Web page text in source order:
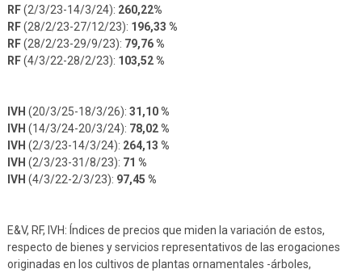
RF(2/3/23-14/3/24): 260,22%
RF(28/2/23-27/12/23): 196,33 %
RF(28/2/23-29/9/23): 79,76 %
RF(4/3/22-28/2/23): 103,52 %
IVH (20/3/25-18/3/26): 31,10 %
IVH (14/3/24-20/3/24): 78,02 %
IVH (2/3/23-14/3/24): 264,13 %
IVH (2/3/23-31/8/23): 71 %
IVH (4/3/22-2/3/23): 97,45 %
E&V, RF, IVH: Índices de precios que miden la variación de estos,
respecto de bienes y servicios representativos de las erogaciones
originadas en los cultivos de plantas ornamentales -árboles,